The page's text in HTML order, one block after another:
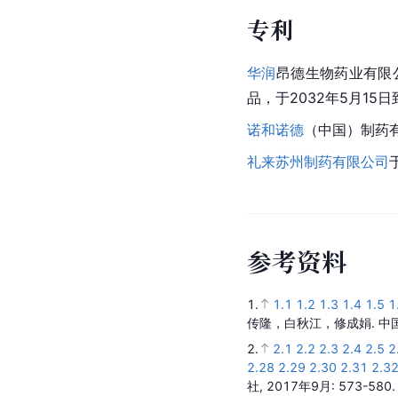
专利
华润昂德生物药业有限
品，于2032年5月15日
诺和诺德 （中国）制
礼来苏州制药有限公司
参考资料
1. 1.1 1.2 1.3 1.4 1.5
传隆，白秋江，修成娟. 中
2.
2.1 2.2 2.3 2.4 2.5
2.28 2.29 2.30 2.31 2.32
社, 2017年9月 : 573-580.